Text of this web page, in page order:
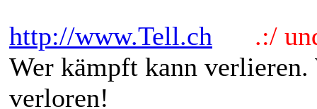
http://www.Tell.ch
.:/
Wer kämpft kann
verloren!